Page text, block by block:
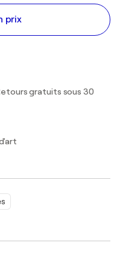
prix
gratuits sous 30